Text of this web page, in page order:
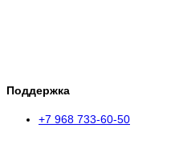
Поддержка
+7 968 733-60-50